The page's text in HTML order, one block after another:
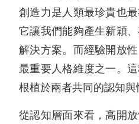
創造力是人類最珍貴也
它讓我們能夠產生新穎
解決方案。而經驗開放
最重要人格維度之一。
根植於兩者共同的認知與
從認知層面來看，高開